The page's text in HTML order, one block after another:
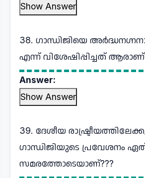
Show Answer
38. ഗാന്ധിജിയെ
എന്ന് വിശേഷിപ്പിച്ചത്
Answer:
Show Answer
39. ദേശീയ
ഗാന്ധിജിയുടെ പ്രവേശനം
സമരത്തോടെയാണ്???